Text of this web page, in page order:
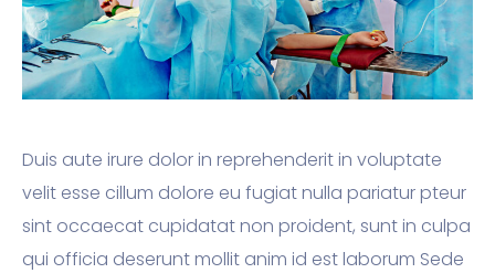
Duis aute irure dolor in reprehenderit in voluptate
velit esse cillum dolore eu fugiat nulla pariatur pteur
sint occaecat cupidatat non proident, sunt in culpa
qui officia deserunt mollit anim id est laborum Sede